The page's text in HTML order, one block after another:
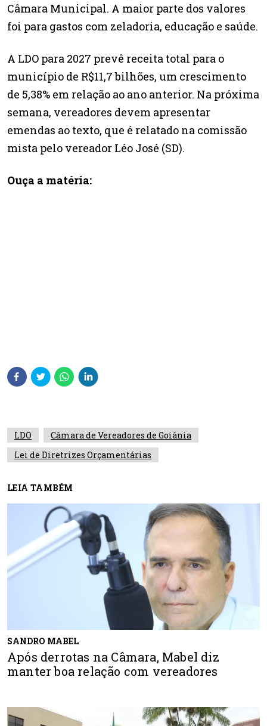
Câmara Municipal. A maior parte dos valores
foi para gastos com zeladoria, educação e saúde.
A LDO para 2027 prevê receita total para o
município de R$11,7 bilhões, um crescimento
de 5,38% em relação ao ano anterior. Na próxima
semana, vereadores devem apresentar
emendas ao texto, que é relatado na comissão
mista pelo vereador Léo José (SD).
Ouça a matéria:
LDO
Câmara de Vereadores de Goiânia
Lei de Diretrizes Orçamentárias
LEIA TAMBÉM
SANDRO MABEL
Após derrotas na Câmara, Mabel diz
manter boa relação com vereadores